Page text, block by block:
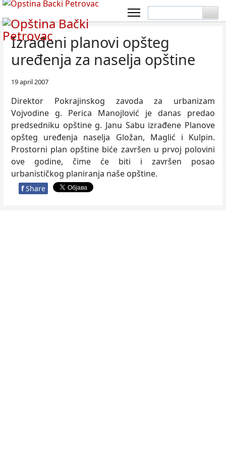
Izrađeni planovi opšteg
uređenja za naselja opštine
19 april 2007
Direktor Pokrajinskog zavoda za urbanizam
Vojvodine g. Perica Manojlović je danas predao
predsedniku opštine g. Janu Sabu izrađene Planove
opšteg uređenja naselja Gložan, Maglić i Kulpin.
Prostorni plan opštine biće završen u prvoj polovini
ove godine, čime će biti i završen posao
urbanističkog planiranja naše opštine.
f Share